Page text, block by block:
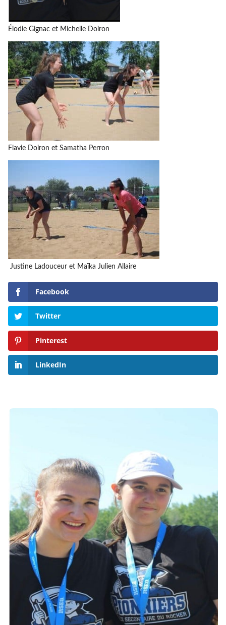
Élodie Gignac et Michelle Doiron
Flavie Doiron et Samatha Perron
Justine Ladouceur et Maïka Julien Allaire
Facebook
Twitter
Pinterest
LinkedIn